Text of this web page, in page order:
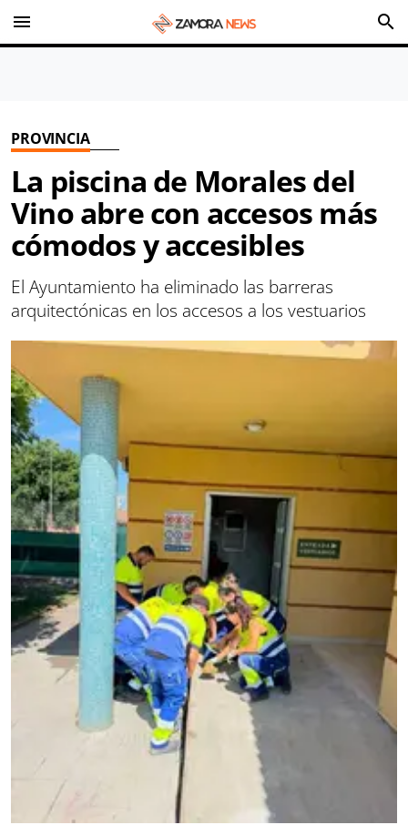
menu search
PROVINCIA
La piscina de Morales del
Vino abre con accesos más
cómodos y accesibles
El Ayuntamiento ha eliminado las barreras
arquitectónicas en los accesos a los vestuarios